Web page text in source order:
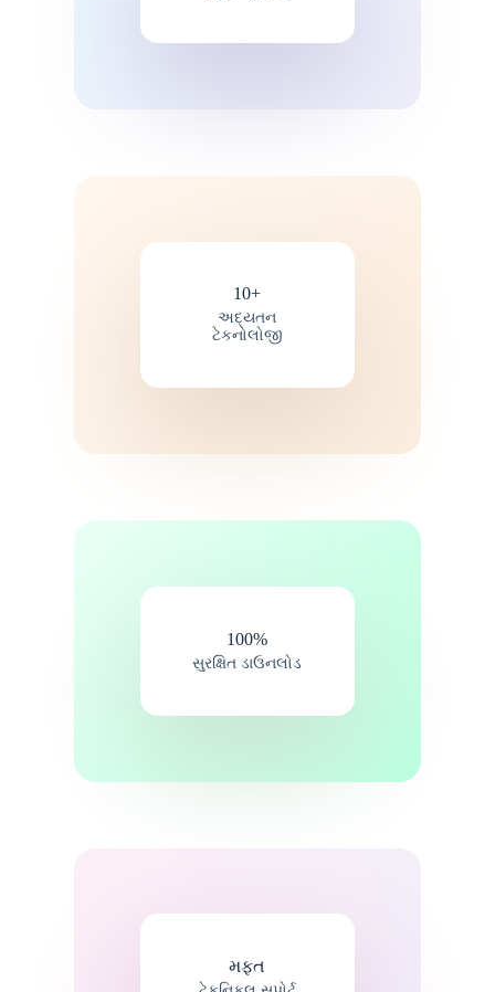
10+
અદ્યતન
ટેકનોલોજી
100%
સુરક્ષિત ડાઉનલોડ
મફત